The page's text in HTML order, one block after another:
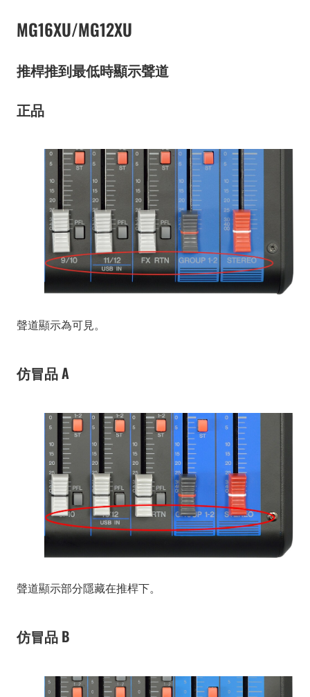
MG16XU/MG12XU
推桿推到最低時顯示聲道
正品
聲道顯示為可見。
仿冒品 A
聲道顯示部分隱藏在推桿下。
仿冒品 B